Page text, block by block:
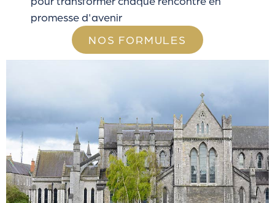
promesse d'avenir
NOS FORMULES